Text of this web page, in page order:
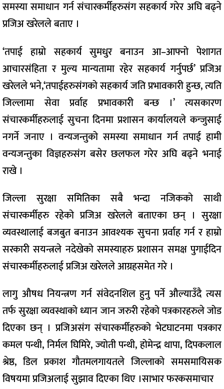
समस्या समाधान गर्न संचारकर्मीहरुसंग सहकार्य गरेर अघि बढ्ने
प्रजिअ खरेलले बताए ।
‘तपाई हाम्रो सहकार्य सुमधुर बनाउन आ–आफ्नो पेशागत
आचारसंहिता र मुल्य मान्यतामा रहेर सहकार्य गर्नुपर्छ’ प्रजिअ
खरेलले भने,‘तपाईहरुसंगको सहकार्य जति प्रभावकारी हुन्छ, त्यति
जिल्लामा सेवा प्रर्वाह प्रभावकारी बन्छ ।’ त्यसकारण
संचारकर्मीहरुलाई सुचना दिनमा प्रशासन कार्यालयले कन्जुसाई
नगर्ने जनाए । वन्यजन्तुको समस्या समाधान गर्न तपाई हामी
वन्यजन्तुका विज्ञहरुसंग बसेर छलफल गरेर अघि बढ्ने भनाई
राखे ।
जिल्ला सुरक्षा समितिका सबै भन्दा नजिकको साथी
संचारकर्मीहरु रहेको प्रजिअ खरेलले बताएका छन् । सुरक्षा
व्यवस्थालाई बजबुत बनाउन आवश्यक सुचना प्रर्वाह गर्न र हाम्रो
सरकारी सयन्त्रले नदेखेको समस्याहरु प्रशासन समक्ष पुगाईदिन
संचारकर्मीहरुलाई प्रजिअ खरेलले आग्रहसमेत गरे ।
लागु औषध नियन्त्रण गर्न संवेदनशिल हुनु पर्ने औल्याउँदै त्यस
तर्फ सुरक्षा व्यवस्थाको ध्यान जान जरुरी रहेको पत्रकारहरुले जोड
दिएका छन् । प्रजिअसंग संचारकर्मीहरुको भेटघाटनमा पत्रकार
कमल पन्थी, निर्मल घिमिरे, ज्योती पन्थी, होमेन्द्र थापा, दिपकलाल
श्रेष्ठ, डिल प्रकाश गौतमलगायतले जिल्लाको समसमायिसक
विषयमा प्रजिअलाई सुझाव दिएका थिए ।साभार फरकसमाचार